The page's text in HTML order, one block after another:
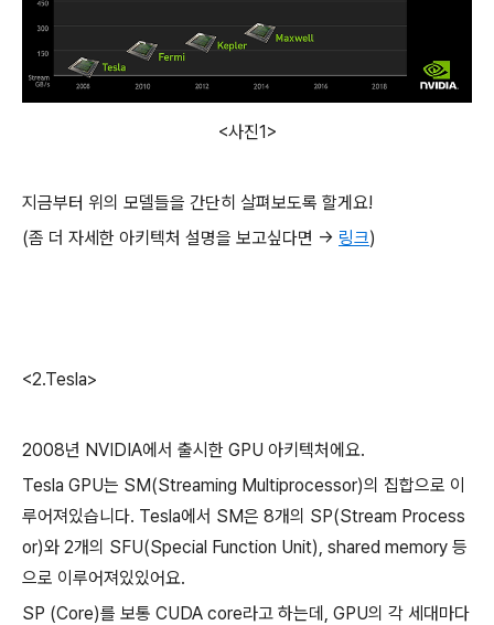
<사진1>
지금부터 위의 모델들을 간단히 살펴보도록 할게요!
(좀 더 자세한 아키텍처 설명을 보고싶다면 -> 링크)
<2.Tesla>
2008년 NVIDIA에서 출시한 GPU 아키텍처에요.
Tesla GPU는 SM(Streaming Multiprocessor)의 집합으로 이
루어져있습니다. Tesla에서 SM은 8개의 SP(Stream Process
or)와 2개의 SFU(Special Function Unit), shared memory 등
으로 이루어져있있어요.
SP (Core)를 보통 CUDA core라고 하는데, GPU의 각 세대마다